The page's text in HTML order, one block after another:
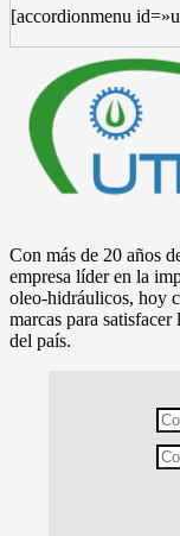
[accordionmenu
Con más de 20 años
empresa líder en la
oleo-hidráulicos, hoy
marcas para satisfacer
del país.